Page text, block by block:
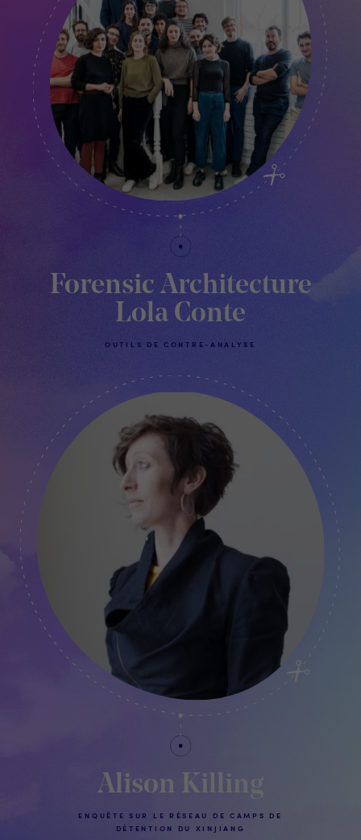
Forensic Architecture
Lola Conte
OUTILS DE CONTRE-ANALYSE
Alison Killing
ENQUÊTE SUR LE RÉSEAU DE CAMPS DE
DÉTENTION DU XINJIANG